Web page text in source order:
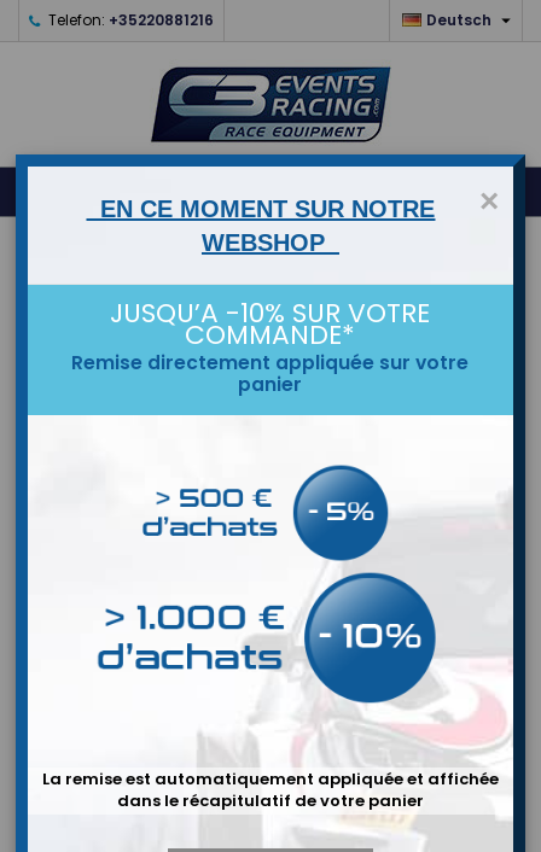
Telefon: +35220881216 Deutsch 
×
EN CE MOMENT SUR NOTRE
WEBSHOP
JUSQU’A -10% SUR VOTRE
COMMANDE*
Remise directement appliquée sur votre
panier
La remise est automatiquement appliquée et affichée
dans le récapitulatif de votre panier